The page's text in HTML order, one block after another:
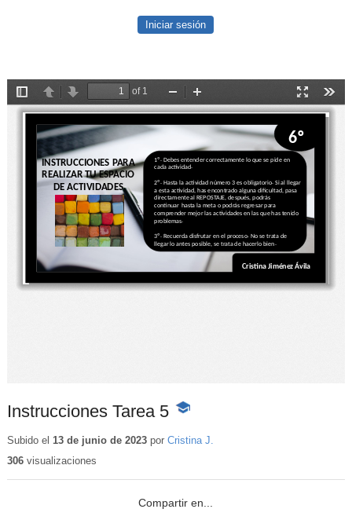
Iniciar sesión
Instrucciones Tarea 5 -
educativo
Subido el 13 de junio de 2023por Cristina J.
306visualizaciones